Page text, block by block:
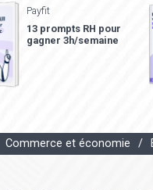
Payfit
13 prompts RH pour
gagner 3h/semaine
Commerce et économie /